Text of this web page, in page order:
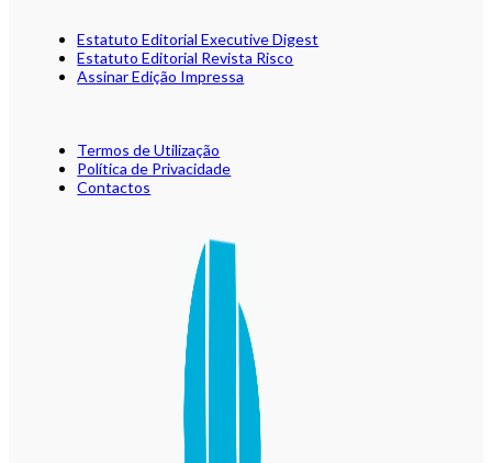
Estatuto Editorial Executive Digest
Estatuto Editorial Revista Risco
Assinar Edição Impressa
Termos de Utilização
Política de Privacidade
Contactos